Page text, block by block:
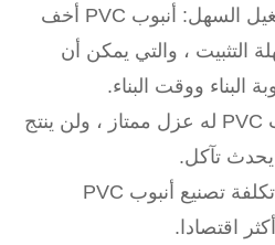
3. الوزن الخفيف ، والتشغيل السهل: أنبوب PVC أخف
التثبيت ، والتي يمكن أن
ووقت البناء.
4. أداء العزل الجيد: أنبوب PVC له عزل ممتاز ، ولن ينتج
يحدث تآكل.
5. السعر منخفض نسبيًا: تكلفة تصنيع أنبوب PVC
اقتصادا.